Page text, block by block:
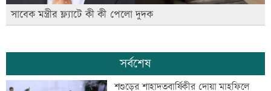
সাবেক মন্ত্রীর ফ্ল্যাটে কী কী পেলো দুদক
সর্বশেষ
শশুড়ের শাহাদতবার্ষিকীর দোয়া মাহফিলে